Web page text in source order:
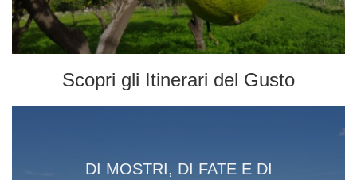
Scopri gli Itinerari del Gusto
DI MOSTRI, DI FATE E DI